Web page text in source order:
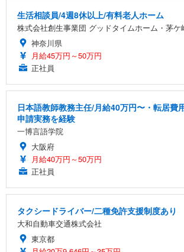
生活相談員/4週8休以上/有料老人ホーム
株式会社創生事業団 グッドタイムホーム・茅ケ
神奈川県
月給45万円～50万円
正社員
日本語教師教務主任/月給40万円〜・転居費
申請実務を経験
一博言語学院
大阪府
月給40万円～50万円
正社員
タクシードライバー/二種免許支援制度あり
大和自動車交通株式会社
東京都